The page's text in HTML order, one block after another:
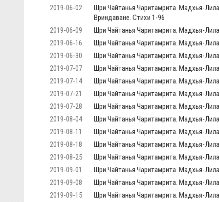
2019-06-02
Шри Чайтанья Чаритамрита. Мадхья-
Вриндаване. Стихи 1-96
2019-06-09
Шри Чайтанья Чаритамрита. Мадхья-
2019-06-16
Шри Чайтанья Чаритамрита. Мадхья-
2019-06-30
Шри Чайтанья Чаритамрита. Мадхья-
2019-07-07
Шри Чайтанья Чаритамрита. Мадхья-
2019-07-14
Шри Чайтанья Чаритамрита. Мадхья-
2019-07-21
Шри Чайтанья Чаритамрита. Мадхья-
2019-07-28
Шри Чайтанья Чаритамрита. Мадхья-
2019-08-04
Шри Чайтанья Чаритамрита. Мадхья-
2019-08-11
Шри Чайтанья Чаритамрита. Мадхья-
2019-08-18
Шри Чайтанья Чаритамрита. Мадхья-
2019-08-25
Шри Чайтанья Чаритамрита. Мадхья-
2019-09-01
Шри Чайтанья Чаритамрита. Мадхья-
2019-09-08
Шри Чайтанья Чаритамрита. Мадхья-
2019-09-15
Шри Чайтанья Чаритамрита. Мадхья-